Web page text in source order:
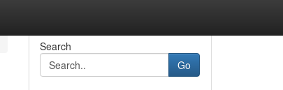
Search
Go